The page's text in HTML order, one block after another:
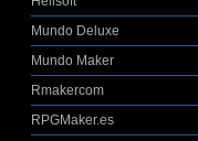
Mundo Deluxe
Mundo Maker
Rmakercom
RPGMaker.es